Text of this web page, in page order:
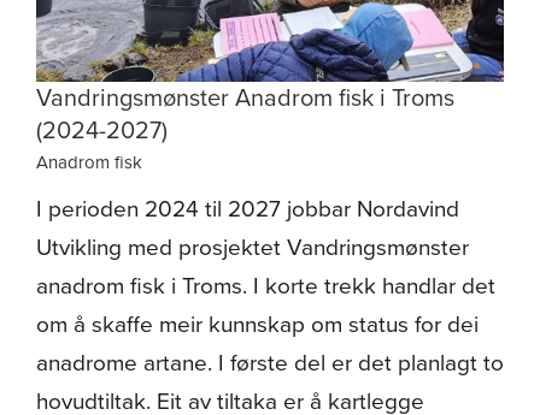
Vandringsmønster Anadrom fisk i Troms
(2024-2027)
Anadrom fisk
I perioden 2024 til 2027 jobbar Nordavind
Utvikling med prosjektet Vandringsmønster
anadrom fisk i Troms. I korte trekk handlar det
om å skaffe meir kunnskap om status for dei
anadrome artane. I første del er det planlagt to
hovudtiltak. Eit av tiltaka er å kartlegge